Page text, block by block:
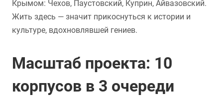
Крымом: Чехов, Паустовский, Куприн, Айвазовский.
Жить здесь — значит прикоснуться к истории и
культуре, вдохновлявшей гениев.
Масштаб проекта: 10
корпусов в 3 очереди